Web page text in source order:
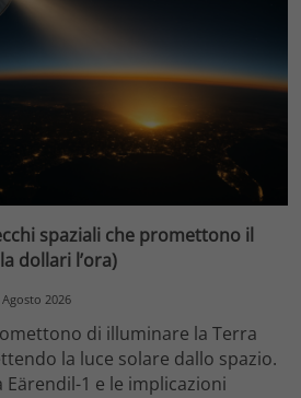
spaziali che promettono il
dollari l’ora)
Agosto 2026
di illuminare la Terra
la luce solare dallo spazio.
1 e le implicazioni